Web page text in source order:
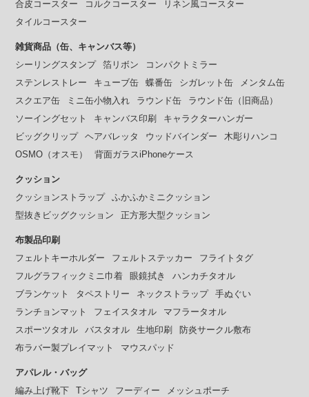
合皮コースター
コルクコースター
リネン風コースター
タイルコースター
雑貨商品（缶、キャンバス等）
シーリングスタンプ
箔リボン
コンパクトミラー
ステンレストレー
キューブ缶 蝶番缶 シガレット缶
メンタム缶
スクエア缶
ミニ缶小物入れ ラウンド缶
ラウンド缶（旧商品）
ソーイングセット
キャンバス印刷
キャラクターハンガー
ビッグクリップ
ヘアバレッタ ウッドバインダー
木彫りハンコ
OSMO（オスモ）
背面ガラスiPhoneケース
クッション
クッションストラップ
ふかふかミニクッション
型抜きビッグクッション
正方形大型クッション
布製品印刷
フェルトキーホルダー
フェルトステッカー
フライトタグ
フルグラフィックミニ巾着
眼鏡拭き
ハンカチタオル
ブランケット
タペストリー ネックストラップ
手ぬぐい
ランチョンマット
フェイスタオル
マフラータオル
スポーツタオル
バスタオル 生地印刷
防炎サークル敷布
布ラバー製プレイマット
マウスパッド
アパレル・バッグ
編み上げ靴下
Tシャツ フーディー
メッシュポーチ